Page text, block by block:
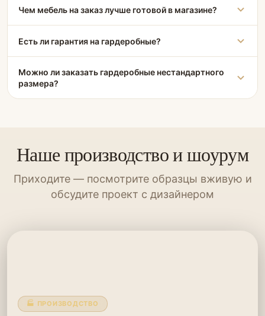
Чем мебель на заказ лучше готовой в магазине?
Есть ли гарантия на гардеробные?
Можно ли заказать гардеробные нестандартного
размера?
Наше производство и шоурум
Приходите — посмотрите образцы вживую и
обсудите проект с дизайнером
🏭 ПРОИЗВОДСТВО